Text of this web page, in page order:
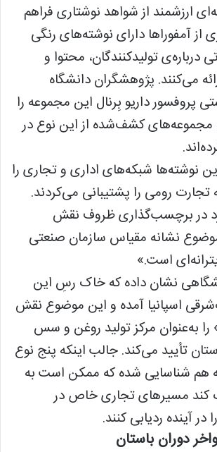
ارزشمند از شواهد نوشتاری فراهم
از آمفوراها دارای نوشته‌های رنگی
درباره‌ی تولیدکنندگان، محتوا و
می‌کنند. پژوهشگران دانشگاه
پروفسور داریو بِرنال این مجموعه را
مجموعه‌های کشف‌شده از این نوع در
نوشته‌ها شبکه‌های اداری و تجاری را
رومی را پشتیبانی می‌کردند.
در برچسب‌گذاری ظروف نقش
نشانه مقیاس سازمان صنعتی
است.»
نشان داده که خاک رسِ این
اسپانیا آمده و این موضوع نقش
را به‌عنوان مرکز تولید روغن و سس
تأیید می‌کند. جالب اینکه پنج نوع
هم شناسایی شده که ممکن است به
کند مسیرهای تجاری خاص در
در آینده ردیابی کنند.
دوران باستان